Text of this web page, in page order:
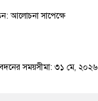
আলোচনা সাপেক্ষে
সময়সীমা: ৩১ মে, ২০২৬